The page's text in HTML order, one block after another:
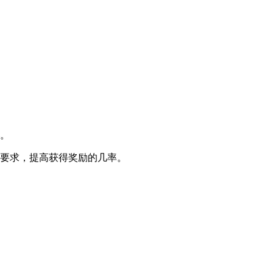
求，提高获得奖励的几率。